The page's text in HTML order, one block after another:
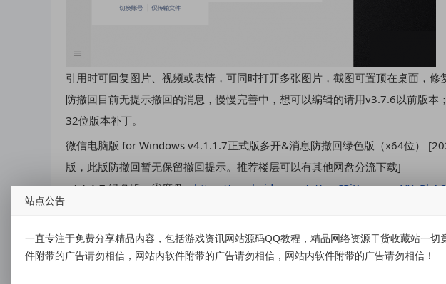
引用时可回复图片、视频或表情，可同时打开多张图片，截图可置顶在桌面，
防撤回目前无提示撤回的消息，慢慢完善中，想可以编辑的请用v3.7.6以前版本
32位版本补丁。
微信电脑版 for Windows v4.1.1.7正式版多开&消息防撤回绿色版（x64位）
版，此版防撤回暂无保留撤回提示。推荐楼层可以有其他网盘分流下载]
v4.1.1.7 绿色版：①度盘：https://pan.baidu.com/s/1ggCPjKmw-
丁，直接解压就可使用。）
v4.1.1.7 版官方安装包：https://dldir1v6.qq.com/weixin/Universal/Windows/
站点公告
一直专注于免费分享精品内容，包括游戏资讯网站源码QQ教程，精品网络资源干货收藏站一
件附带的广告请勿相信，网站内软件附带的广告请勿相信，网站内软件附带的广告请勿相信！